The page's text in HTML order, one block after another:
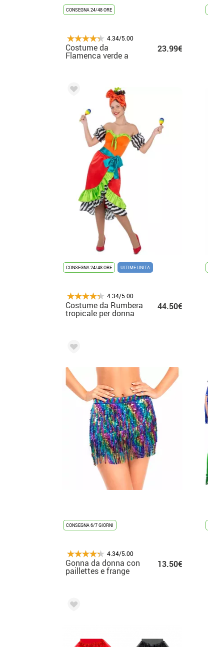
CONSEGNA 24/48 ORE
4.34/5.00
Costume da
Flamenca verde a
23.99€
CONSEGNA 24/48 ORE ULTIME UNITÀ
4.34/5.00
Costume da Rumbera
tropicale per donna
44.50€
CONSEGNA 6/7 GIORNI
4.34/5.00
Gonna da donna con
paillettes e frange
multicolori
13.50€